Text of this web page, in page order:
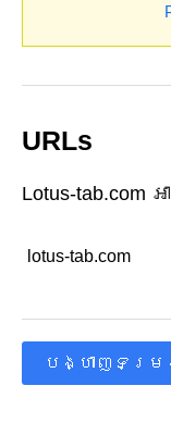
URLs
Lotus-tab.com
lotus-tab.com
បង្ហាញទម្រ